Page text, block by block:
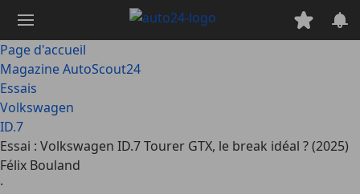
contenu
principal
Page d'accueil
Magazine AutoScout24
Essais
Volkswagen
ID.7
Essai : Volkswagen ID.7 Tourer GTX, le break idéal ? (2025)
Félix Bouland
·